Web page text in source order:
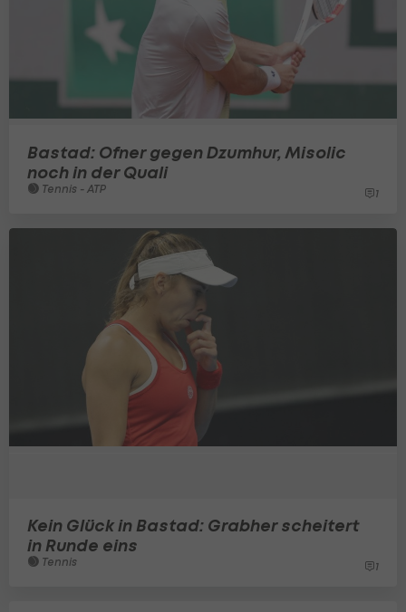
Bastad: Ofner gegen Dzumhur, Misolic
noch in der Quali
Tennis - ATP 1
Kein Glück in Bastad: Grabher scheitert
in Runde eins
Tennis 1